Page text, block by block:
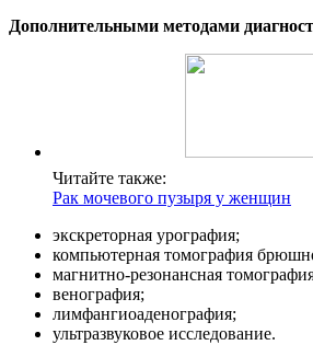
Дополнительными методами
Читайте также:
Рак мочевого пузыря у женщин
экскреторная урография;
компьютерная томография
магнитно-резонансная
венография;
лимфангиоаденография;
ультразвуковое исследование.